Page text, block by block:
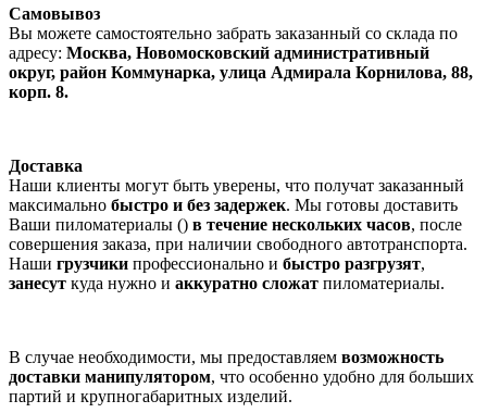
Самовывоз
Вы можете самостоятельно забрать заказанный со склада по
адресу: Москва, Новомосковский административный
округ, район Коммунарка, улица Адмирала Корнилова, 88,
корп. 8.
Доставка
Наши клиенты могут быть уверены, что получат заказанный
максимально быстро и без задержек. Мы готовы доставить
Ваши пиломатериалы () в течение нескольких часов, после
совершения заказа, при наличии свободного автотранспорта.
Наши грузчики профессионально и быстро разгрузят,
занесут куда нужно и аккуратно сложат пиломатериалы.
В случае необходимости, мы предоставляем возможность
доставки манипулятором, что особенно удобно для больших
партий и крупногабаритных изделий.